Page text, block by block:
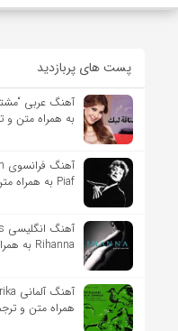
پست های پربازدید
آهنگ عربی
به همراه متن و
Piaf به همراه متن و ترجمه مجزا
Rihanna به همراه متن و ترجمه مجزا
همراه متن و